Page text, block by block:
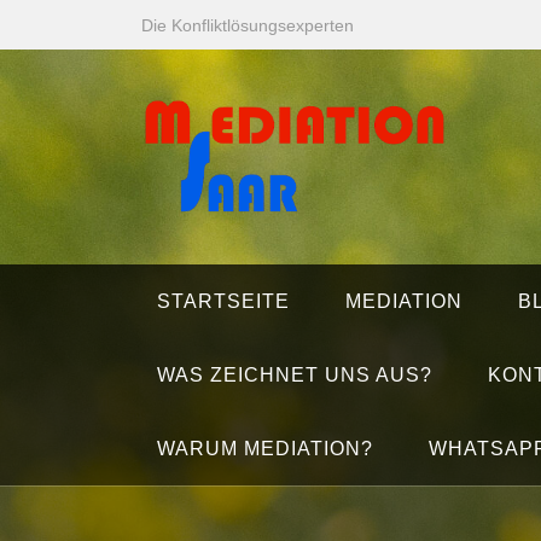
Inhalt
springen
Die Konfliktlösungsexperten
STARTSEITE MEDIATION
WAS ZEICHNET UNS AUS?
WARUM MEDIATION?